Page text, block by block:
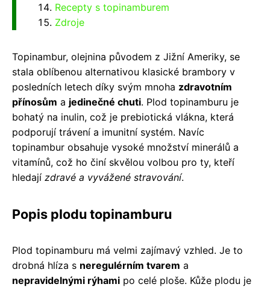
Recepty s topinamburem
Zdroje
Topinambur, olejnina původem z Jižní Ameriky, se
stala oblíbenou alternativou klasické brambory v
posledních letech díky svým mnoha zdravotním
přínosům a jedinečné chuti. Plod topinamburu je
bohatý na inulin, což je prebiotická vlákna, která
podporují trávení a imunitní systém. Navíc
topinambur obsahuje vysoké množství minerálů a
vitamínů, což ho činí skvělou volbou pro ty, kteří
hledají zdravé a vyvážené stravování.
Popis plodu topinamburu
Plod topinamburu má velmi zajímavý vzhled. Je to
drobná hlíza s neregulérním tvarem a
nepravidelnými rýhami po celé ploše. Kůže plodu je